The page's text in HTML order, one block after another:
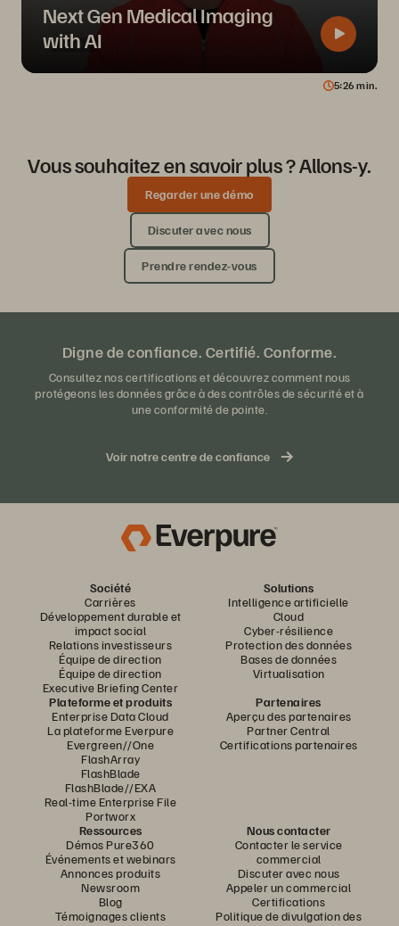
Next Gen Medical Imaging
with AI
5 26 min.
Vous souhaitez en savoir plus ? Allons-y.
Regarder une démo
Discuter avec nous
Prendre rendez-vous
Digne de confiance. Certifié. Conforme.
Consultez nos certifications et découvrez comment nous
protégeons les données grâce à des contrôles de sécurité et à
une conformité de pointe.
Voir notre centre de confiance
Société
Carrières
Développement durable et
impact social
Relations investisseurs
Équipe de direction
Équipe de direction
Executive Briefing Center
Solutions
Intelligence artificielle
Cloud
Cyber-résilience
Protection des données
Bases de données
Virtualisation
Plateforme et produits
Enterprise Data Cloud
La plateforme Everpure
Evergreen//One
FlashArray
FlashBlade
FlashBlade//EXA
Real-time Enterprise File
Portworx
Partenaires
Aperçu des partenaires
Partner Central
Certifications partenaires
Ressources
Démos Pure360
Événements et webinars
Annonces produits
Newsroom
Blog
Témoignages clients
Nous contacter
Contacter le service
commercial
Discuter avec nous
Appeler un commercial
Certifications
Politique de divulgation des